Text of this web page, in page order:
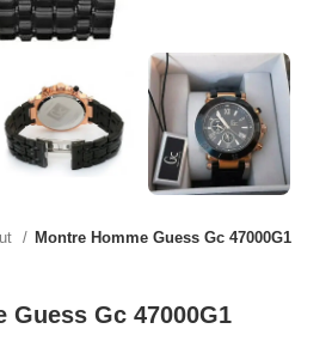
Montre Homme Guess Gc 47000G1
Guess Gc 47000G1